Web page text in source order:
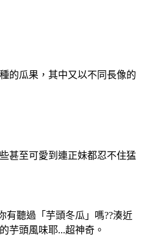
的瓜果，其中又以不同長像的
甚至可愛到連正妹都忍不住猛
有聽過「芋頭冬瓜」嗎??湊近
芋頭風味耶...超神奇。